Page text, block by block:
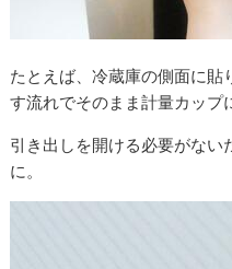
たとえば、冷蔵庫の側面に貼
す流れでそのまま計量カップ
引き出しを開ける必要がな
に。